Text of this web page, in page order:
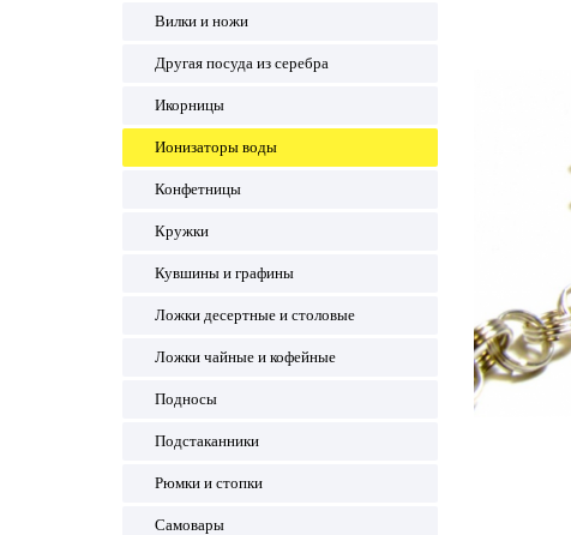
Вилки и ножи
Другая посуда из серебра
Икорницы
Ионизаторы воды
Конфетницы
Кружки
Кувшины и графины
Ложки десертные и столовые
Ложки чайные и кофейные
Подносы
Подстаканники
Рюмки и стопки
Самовары